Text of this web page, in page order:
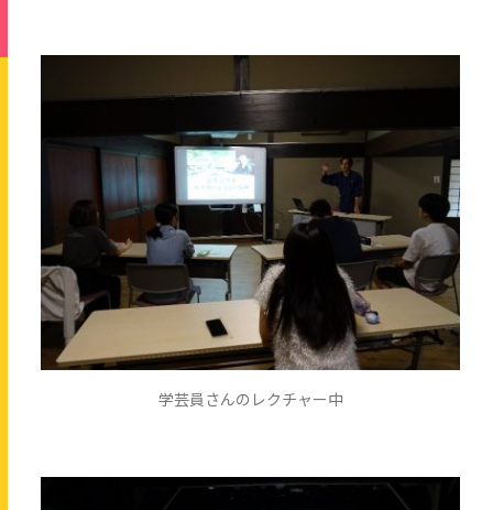
学芸員さんのレクチャー中